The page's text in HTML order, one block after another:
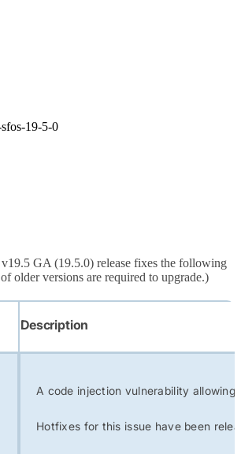
19-5-0
GA (19.5.0) release fixes the following
older versions are required to upgrade.)
Description
A code injection vulnerability
Hotfixes for this issue have been